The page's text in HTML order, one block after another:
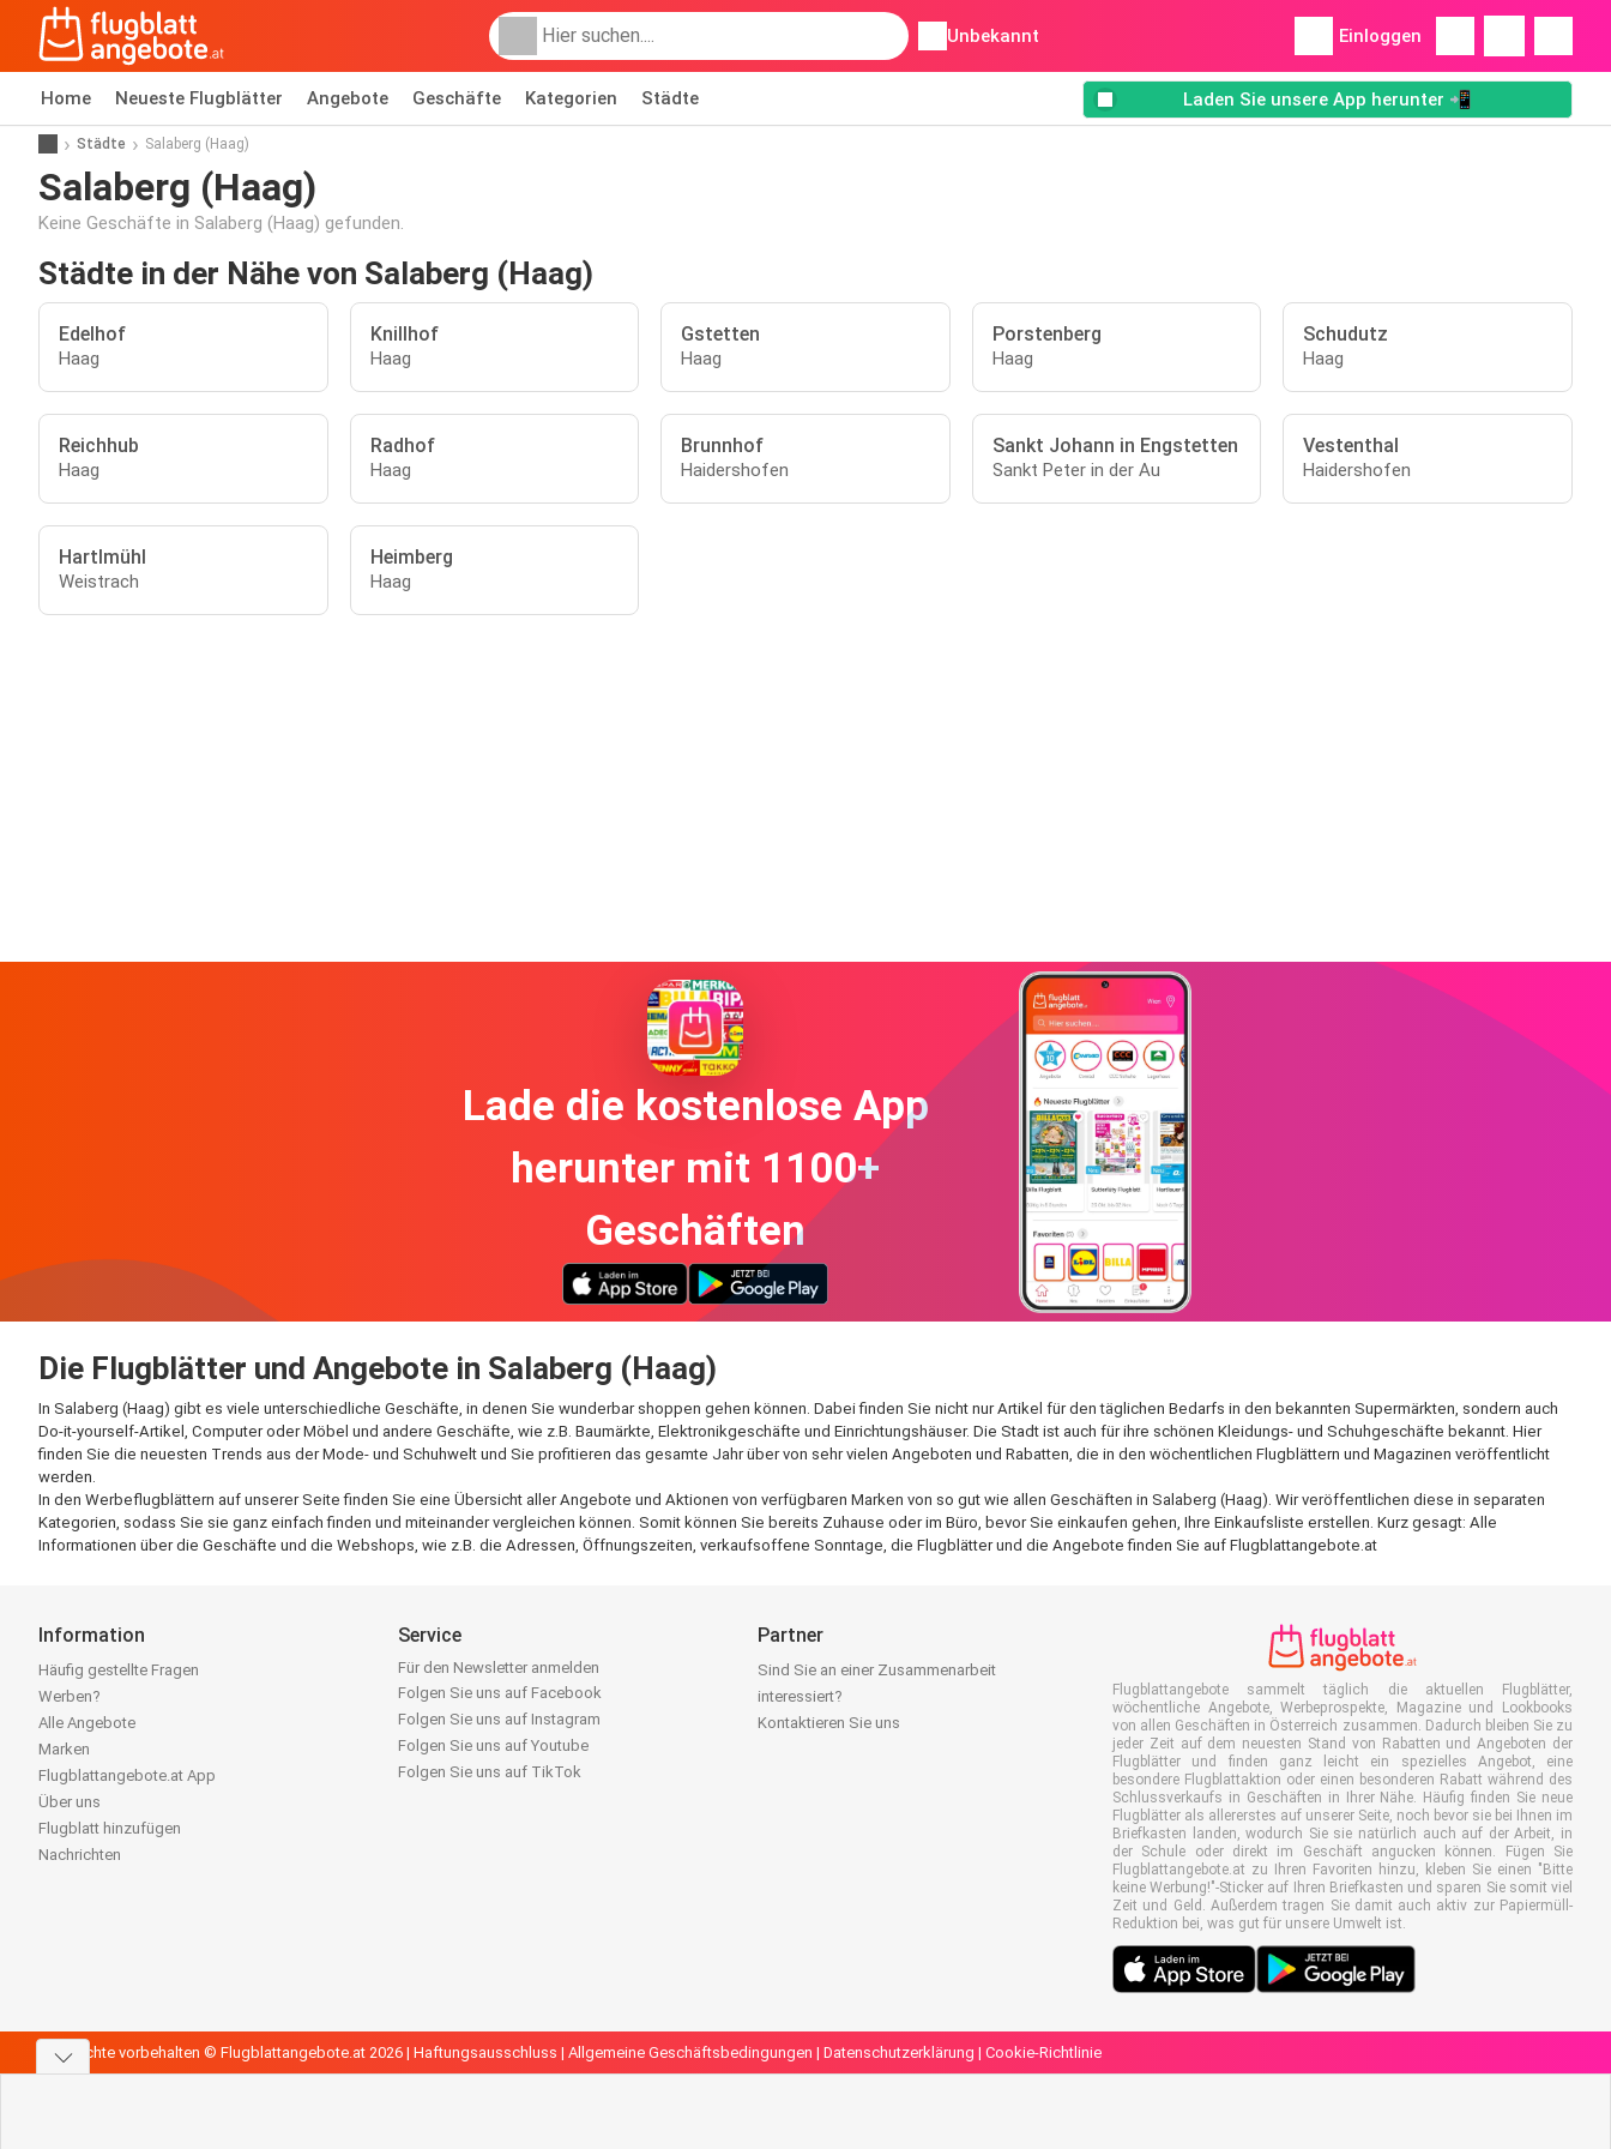
Unbekannt Einloggen
Home Neueste Flugblätter Angebote Geschäfte Kategorien Städte Laden Sie unsere App herunter 📲
Städte Salaberg (Haag)
Salaberg (Haag)
Keine Geschäfte in Salaberg (Haag) gefunden.
Städte in der Nähe von Salaberg (Haag)
Edelhof
Haag
Knillhof
Haag
Gstetten
Haag
Porstenberg
Haag
Schudutz
Haag
Reichhub
Haag
Radhof
Haag
Brunnhof
Haidershofen
Sankt Johann in Engstetten
Sankt Peter in der Au
Vestenthal
Haidershofen
Hartlmühl
Weistrach
Heimberg
Haag
Lade die kostenlose App
herunter mit 1100+
Geschäften
Die Flugblätter und Angebote in Salaberg (Haag)
In Salaberg (Haag) gibt es viele unterschiedliche Geschäfte, in denen Sie wunderbar shoppen gehen können. Dabei finden Sie nicht nur Artikel für den täglichen Bedarfs in den bekannten Supermärkten, sondern auch
Do-it-yourself-Artikel, Computer oder Möbel und andere Geschäfte, wie z.B. Baumärkte, Elektronikgeschäfte und Einrichtungshäuser. Die Stadt ist auch für ihre schönen Kleidungs- und Schuhgeschäfte bekannt. Hier
finden Sie die neuesten Trends aus der Mode- und Schuhwelt und Sie profitieren das gesamte Jahr über von sehr vielen Angeboten und Rabatten, die in den wöchentlichen Flugblättern und Magazinen veröffentlicht
werden.
In den Werbeflugblättern auf unserer Seite finden Sie eine Übersicht aller Angebote und Aktionen von verfügbaren Marken von so gut wie allen Geschäften in Salaberg (Haag). Wir veröffentlichen diese in separaten
Kategorien, sodass Sie sie ganz einfach finden und miteinander vergleichen können. Somit können Sie bereits Zuhause oder im Büro, bevor Sie einkaufen gehen, Ihre Einkaufsliste erstellen. Kurz gesagt: Alle
Informationen über die Geschäfte und die Webshops, wie z.B. die Adressen, Öffnungszeiten, verkaufsoffene Sonntage, die Flugblätter und die Angebote finden Sie auf Flugblattangebote.at
Information
Häufig gestellte Fragen
Werben?
Alle Angebote
Marken
Flugblattangebote.at App
Über uns
Flugblatt hinzufügen
Nachrichten
Service
Für den Newsletter anmelden
Folgen Sie uns auf Facebook
Folgen Sie uns auf Instagram
Folgen Sie uns auf Youtube
Folgen Sie uns auf TikTok
Partner
Sind Sie an einer Zusammenarbeit
interessiert?
Kontaktieren Sie uns
Flugblattangebote sammelt täglich die aktuellen Flugblätter,
wöchentliche Angebote, Werbeprospekte, Magazine und Lookbooks
von allen Geschäften in Österreich zusammen. Dadurch bleiben Sie zu
jeder Zeit auf dem neuesten Stand von Rabatten und Angeboten der
Flugblätter und finden ganz leicht ein spezielles Angebot, eine
besondere Flugblattaktion oder einen besonderen Rabatt während des
Schlussverkaufs in Geschäften in Ihrer Nähe. Häufig finden Sie neue
Flugblätter als allererstes auf unserer Seite, noch bevor sie bei Ihnen im
Briefkasten landen, wodurch Sie sie natürlich auch auf der Arbeit, in
der Schule oder direkt im Geschäft angucken können. Fügen Sie
Flugblattangebote.at zu Ihren Favoriten hinzu, kleben Sie einen "Bitte
keine Werbung!"-Sticker auf Ihren Briefkasten und sparen Sie somit viel
Zeit und Geld. Außerdem tragen Sie damit auch aktiv zur Papiermüll-
Reduktion bei, was gut für unsere Umwelt ist.
Alle Rechte vorbehalten © Flugblattangebote.at 2026 | Haftungsausschluss | Allgemeine Geschäftsbedingungen | Datenschutzerklärung | Cookie-Richtlinie